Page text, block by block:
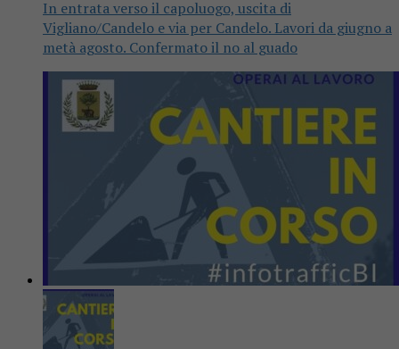
In entrata verso il capoluogo, uscita di
Vigliano/Candelo e via per Candelo. Lavori da giugno a
metà agosto. Confermato il no al guado